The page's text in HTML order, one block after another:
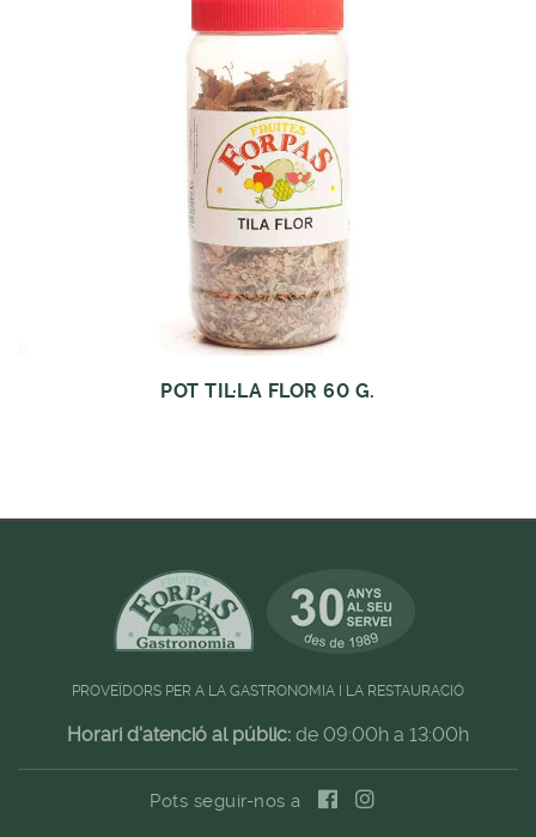
POT TIL·LA FLOR 60 G.
PROVEÏDORS PER A LA GASTRONOMIA I LA RESTAURACIÓ
Horari d'atenció al públic: de 09:00h a 13:00h
Pots seguir-nos a